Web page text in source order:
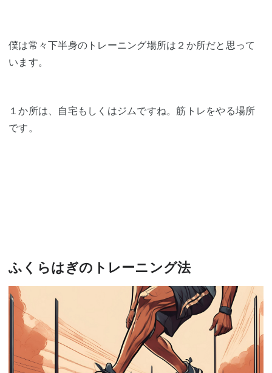
僕は常々下半身のトレーニング場所は２か所だと思って
います。
１か所は、自宅もしくはジムですね。筋トレをやる場所
です。
ふくらはぎのトレーニング法